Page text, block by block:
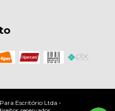
Escritório Ltda -